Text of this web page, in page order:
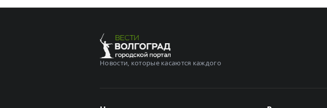
Новости, которые касаются каждого